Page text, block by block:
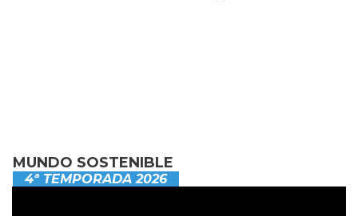
MUNDO SOSTENIBLE
4ª TEMPORADA 2026